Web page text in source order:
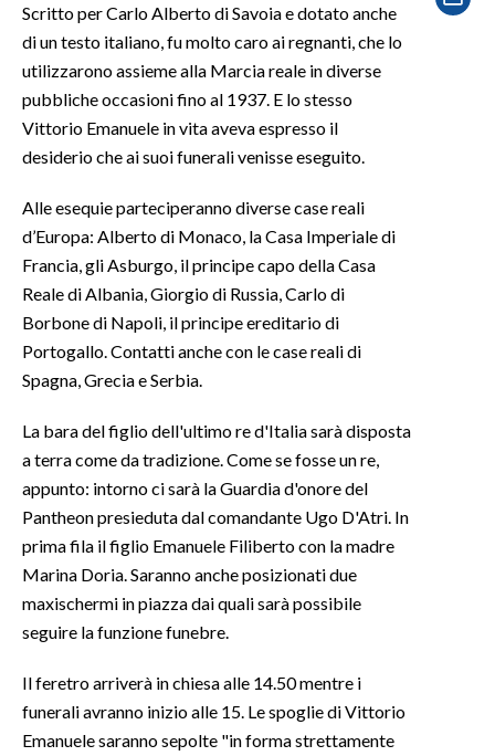
SALUTE
EVENTI
#CARAUNIONE
3 MINUTI CON
INFO AZIENDE
ABBONATI
ANNUNCI
NECROLOGI
PUBBLICITÀ
STORE
Scritto per Carlo Alberto di Savoia e dotato anche
di un testo italiano, fu molto caro ai regnanti, che lo
utilizzarono assieme alla Marcia reale in diverse
pubbliche occasioni fino al 1937. E lo stesso
Vittorio Emanuele in vita aveva espresso il
desiderio che ai suoi funerali venisse eseguito.
Alle esequie parteciperanno diverse case reali
d’Europa: Alberto di Monaco, la Casa Imperiale di
Francia, gli Asburgo, il principe capo della Casa
Reale di Albania, Giorgio di Russia, Carlo di
Borbone di Napoli, il principe ereditario di
Portogallo. Contatti anche con le case reali di
Spagna, Grecia e Serbia.
La bara del figlio dell'ultimo re d'Italia sarà disposta
a terra come da tradizione. Come se fosse un re,
appunto: intorno ci sarà la Guardia d'onore del
Pantheon presieduta dal comandante Ugo D'Atri. In
prima fila il figlio Emanuele Filiberto con la madre
Marina Doria. Saranno anche posizionati due
maxischermi in piazza dai quali sarà possibile
seguire la funzione funebre.
Il feretro arriverà in chiesa alle 14.50 mentre i
funerali avranno inizio alle 15. Le spoglie di Vittorio
Emanuele saranno sepolte "in forma strettamente